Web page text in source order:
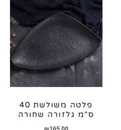
פלטה משולשת 40
ס"מ גלזורה שחורה